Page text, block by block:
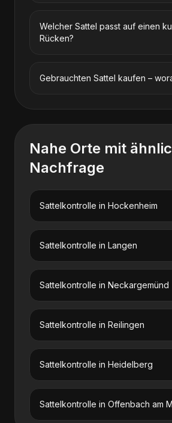
Welcher Sattel passt auf einen
Rücken?
Gebrauchten Sattel kaufen –
Nahe Orte mit
Nachfrage
Sattelkontrolle in Hockenheim
Sattelkontrolle in Langen
Sattelkontrolle in Neckargemünd
Sattelkontrolle in Reilingen
Sattelkontrolle in Heidelberg
Sattelkontrolle in Offenbach am